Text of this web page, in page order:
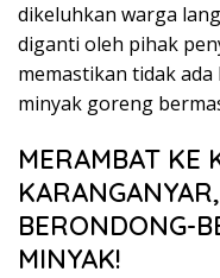
dikeluhkan warga
diganti oleh pihak
memastikan tidak
minyak goreng
MERAMBAT KE
BERONDONG-
MINYAK!